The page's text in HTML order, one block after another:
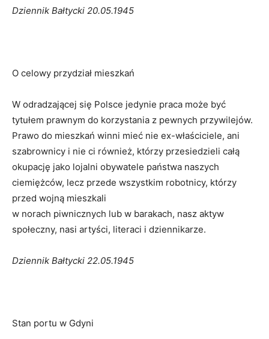
Dziennik Bałtycki 20.05.1945
O celowy przydział mieszkań
W odradzającej się Polsce jedynie praca może być
tytułem prawnym do korzystania z pewnych przywilejów.
Prawo do mieszkań winni mieć nie ex-właściciele, ani
szabrownicy i nie ci również, którzy przesiedzieli całą
okupację jako lojalni obywatele państwa naszych
ciemiężców, lecz przede wszystkim robotnicy, którzy
przed wojną mieszkali
w norach piwnicznych lub w barakach, nasz aktyw
społeczny, nasi artyści, literaci i dziennikarze.
Dziennik Bałtycki 22.05.1945
Stan portu w Gdyni